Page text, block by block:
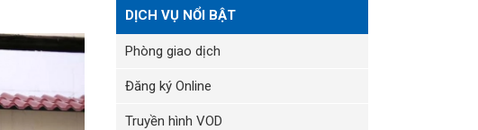
DỊCH VỤ NỔI BẬT
Phòng giao dịch
Đăng ký Online
Truyền hình VOD